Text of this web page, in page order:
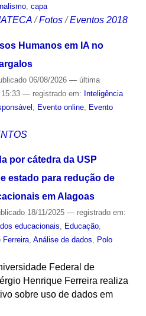
, capa
/Fotos /Eventos 2018
Humanos em IA no
06/08/2026 — última
— registrado em: Inteligência
Evento online, Evento
por cátedra da USP
estado para redução de
em Alagoas
18/11/2025 — registrado em:
educacionais, Educação,
Ferreira, Análise de dados, Polo
Federal de
Henrique Ferreira realiza
sobre uso de dados em